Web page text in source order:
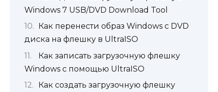
Windows 7 USB/DVD Download Tool
Как перенести образ Windows с DVD
диска на флешку в UltraISO
Как записать загрузочную флешку
Windows с помощью UltraISO
Как создать загрузочную флешку